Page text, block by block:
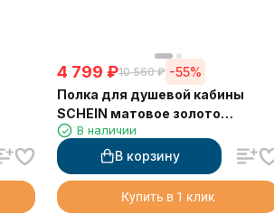
4 799 ₽10 560 ₽ -55%
Полка для душевой кабины
SCHEIN матовое золото
(9327BG)
В наличии
В корзину
Купить в 1 клик